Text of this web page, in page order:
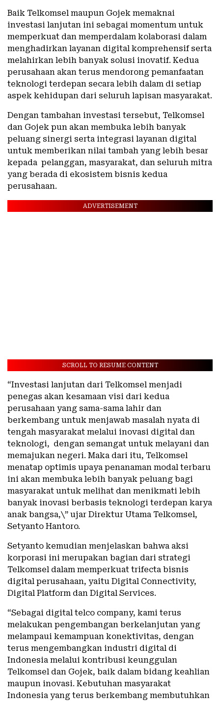
Baik Telkomsel maupun Gojek memaknai
investasi lanjutan ini sebagai momentum untuk
memperkuat dan memperdalam kolaborasi dalam
menghadirkan layanan digital komprehensif serta
melahirkan lebih banyak solusi inovatif. Kedua
perusahaan akan terus mendorong pemanfaatan
teknologi terdepan secara lebih dalam di setiap
aspek kehidupan dari seluruh lapisan masyarakat.
Dengan tambahan investasi tersebut, Telkomsel
dan Gojek pun akan membuka lebih banyak
peluang sinergi serta integrasi layanan digital
untuk memberikan nilai tambah yang lebih besar
kepada pelanggan, masyarakat, dan seluruh mitra
yang berada di ekosistem bisnis kedua
perusahaan.
ADVERTISEMENT
SCROLL TO RESUME CONTENT
“Investasi lanjutan dari Telkomsel menjadi
penegas akan kesamaan visi dari kedua
perusahaan yang sama-sama lahir dan
berkembang untuk menjawab masalah nyata di
tengah masyarakat melalui inovasi digital dan
teknologi, dengan semangat untuk melayani dan
memajukan negeri. Maka dari itu, Telkomsel
menatap optimis upaya penanaman modal terbaru
ini akan membuka lebih banyak peluang bagi
masyarakat untuk melihat dan menikmati lebih
banyak inovasi berbasis teknologi terdepan karya
anak bangsa,\” ujar Direktur Utama Telkomsel,
Setyanto Hantoro.
Setyanto kemudian menjelaskan bahwa aksi
korporasi ini merupakan bagian dari strategi
Telkomsel dalam memperkuat trifecta bisnis
digital perusahaan, yaitu Digital Connectivity,
Digital Platform dan Digital Services.
“Sebagai digital telco company, kami terus
melakukan pengembangan berkelanjutan yang
melampaui kemampuan konektivitas, dengan
terus mengembangkan industri digital di
Indonesia melalui kontribusi keunggulan
Telkomsel dan Gojek, baik dalam bidang keahlian
maupun inovasi. Kebutuhan masyarakat
Indonesia yang terus berkembang membutuhkan